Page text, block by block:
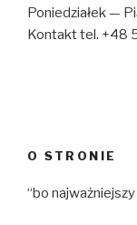
Poniedziałek —
Kontakt tel. +48
O STRONIE
“bo